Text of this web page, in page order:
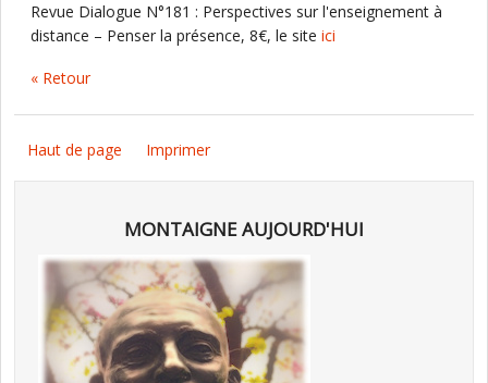
Revue Dialogue N°181 : Perspectives sur l'enseignement à
distance – Penser la présence, 8€, le site ici
« Retour
Haut de page Imprimer
MONTAIGNE AUJOURD'HUI